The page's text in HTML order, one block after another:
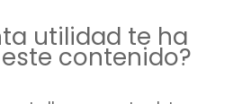
utilidad te ha
contenido?